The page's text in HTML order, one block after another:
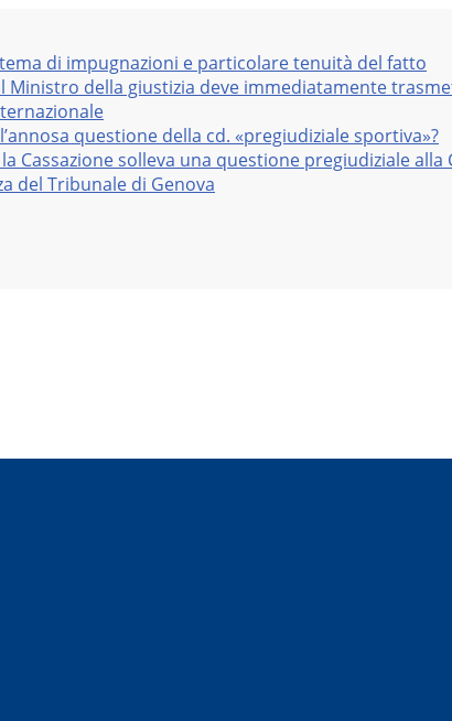
di impugnazioni e particolare tenuità del fatto
della giustizia deve immediatamente
questione della cd. «pregiudiziale sportiva»?
solleva una questione pregiudiziale alla
del Tribunale di Genova